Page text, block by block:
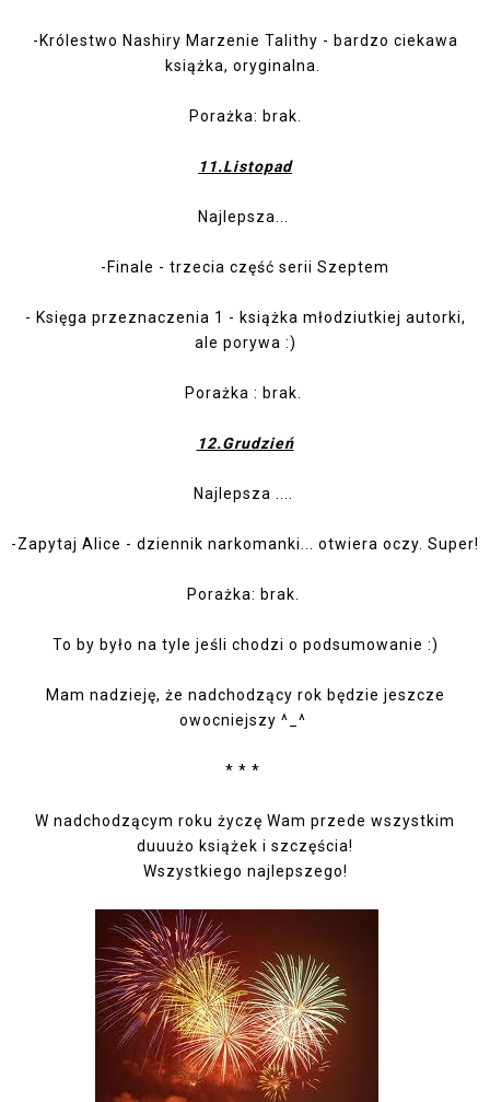
- Królestwo Nashiry Marzenie Talithy - bardzo ciekawa
książka, oryginalna.
Porażka: brak.
11.Listopad
Najlepsza...
- Finale - trzecia część serii Szeptem
- Księga przeznaczenia 1 - książka młodziutkiej autorki,
ale porywa :)
Porażka : brak.
12.Grudzień
Najlepsza ....
-Zapytaj Alice - dziennik narkomanki... otwiera oczy. Super!
Porażka: brak.
To by było na tyle jeśli chodzi o podsumowanie :)
Mam nadzieję, że nadchodzący rok będzie jeszcze
owocniejszy ^_^
* * *
W nadchodzącym roku życzę Wam przede wszystkim
duuużo książek i szczęścia!
Wszystkiego najlepszego!